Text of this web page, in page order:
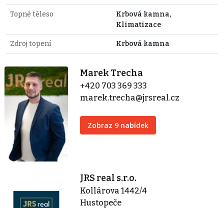
Topné těleso
Krbová kamna,
Klimatizace
Zdroj topení Krbová kamna
Marek Trecha
+420 703 369 333
marek.trecha@jrsreal.cz
Zobraz 9 nabídek
JRS real s.r.o.
Kollárova 1442/4
Hustopeče